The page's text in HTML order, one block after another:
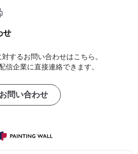
せ
するお問い合わせはこちら。
信企業に直接連絡できます。
お問い合わせ